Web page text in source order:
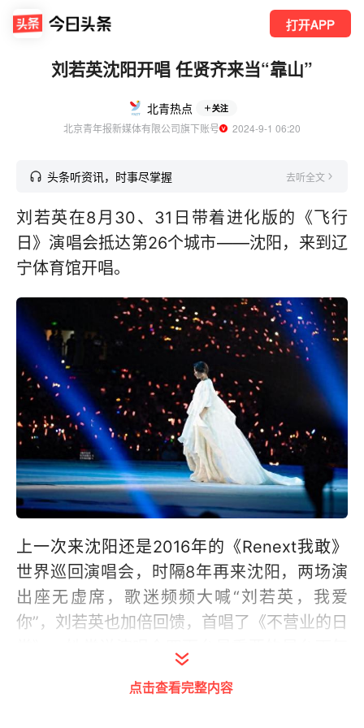
打开APP
刘若英沈阳开唱 任贤齐来当“靠山”
北青热点 关注
北京青年报新媒体有限公司旗下账号
  2024-9-1 06:20
头条听资讯，时事尽掌握 去听全文
刘若英在8月30、31日带着进化版的《飞行
日》演唱会抵达第26个城市——沈阳，来到辽
宁体育馆开唱。
上一次来沈阳还是2016年的《Renext我敢》
世界巡回演唱会，时隔8年再来沈阳，两场演
出座无虚席，歌迷频频大喊“刘若英，我爱
你”，刘若英也加倍回馈，首唱了《不营业的日
音乐追梦路上与她互相依靠的任贤齐担任31日
点击查看完整内容